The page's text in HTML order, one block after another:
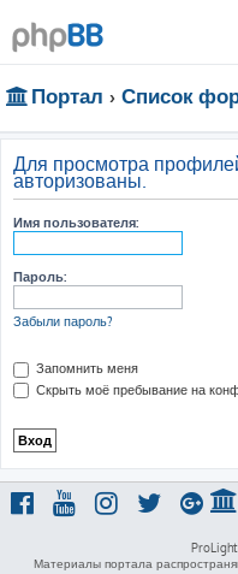
Портал Список
Для просмотра
авторизованы.
Имя пользователя:
Пароль:
Забыли пароль?
Запомнить меня
Скрыть моё пребывание на
Материалы портала